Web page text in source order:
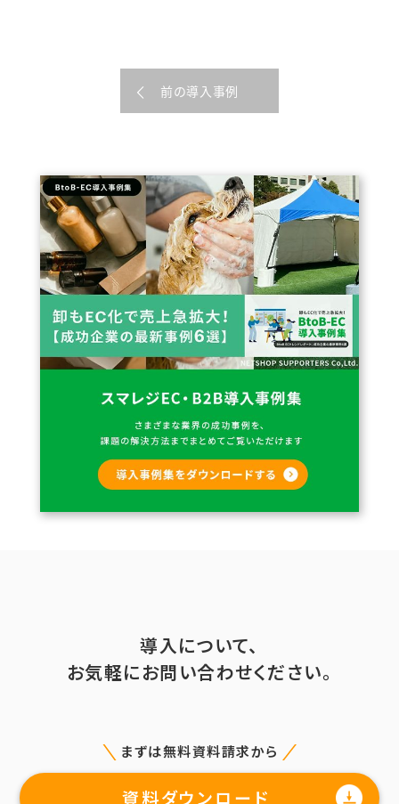
前の導入事例
導入について、
お気軽にお問い合わせください。
まずは無料資料請求から
資料ダウンロード